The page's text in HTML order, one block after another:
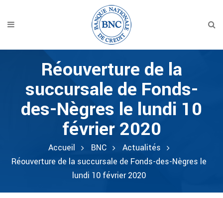
Réouverture de la
succursale de Fonds-
des-Nègres le lundi 10
février 2020
Accueil BNC
Actualités
Réouverture de la succursale de Fonds-des-Nègres le
lundi 10 février 2020